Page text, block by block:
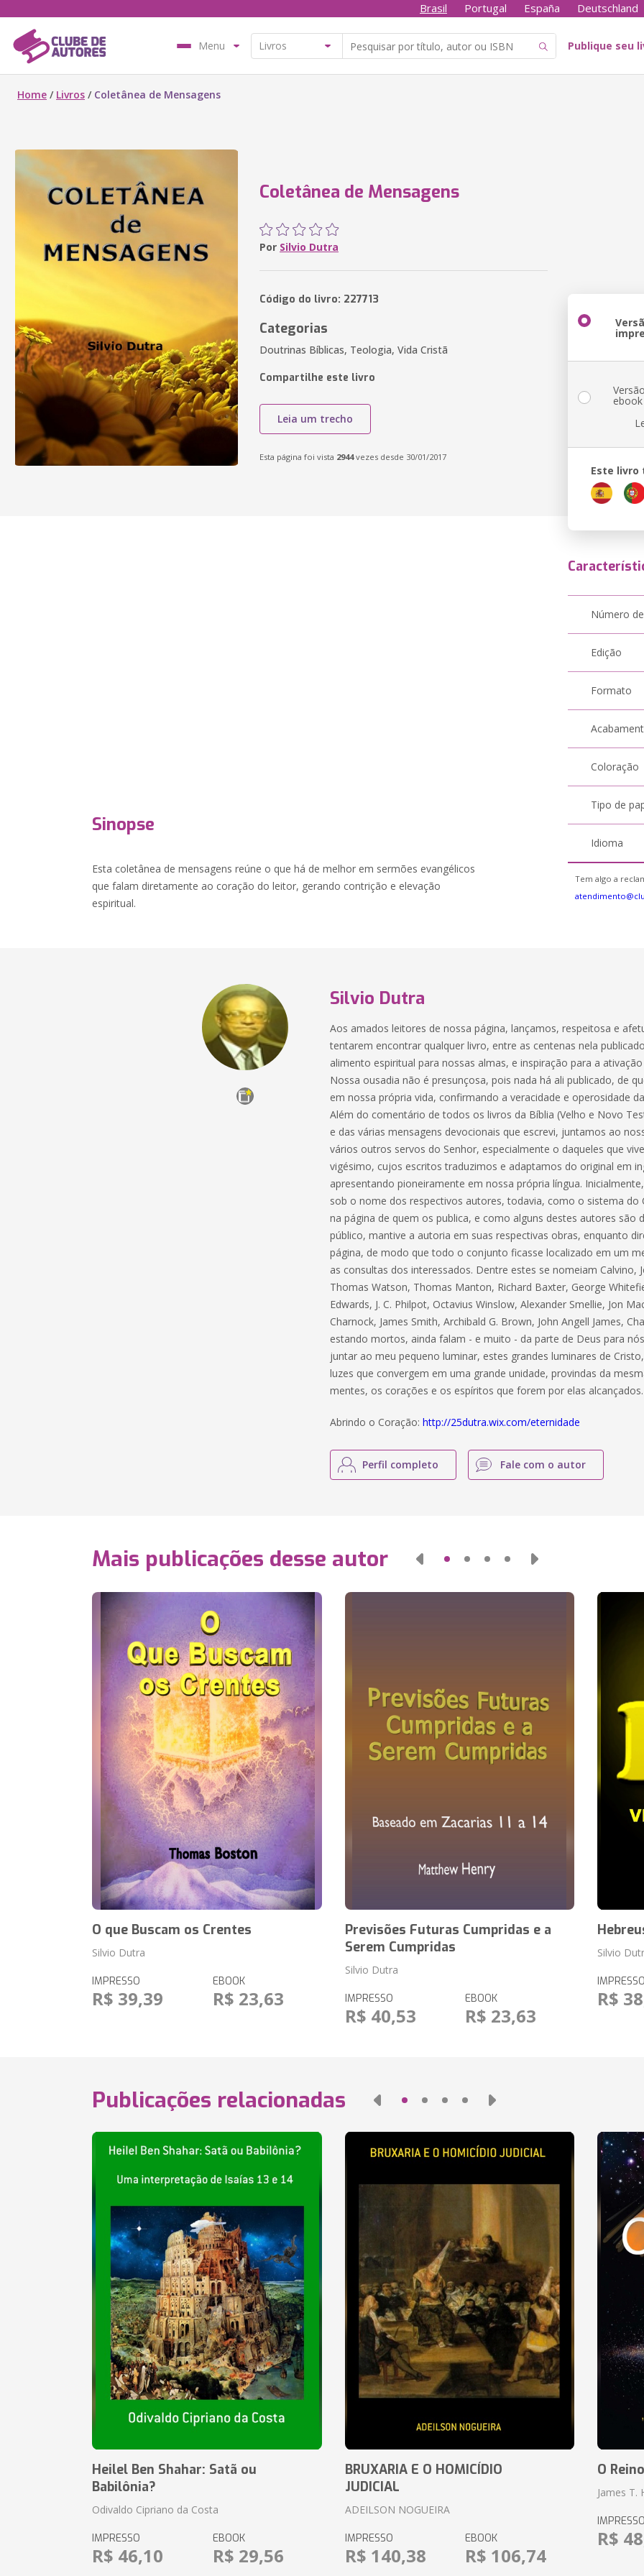
Brasil Portugal España Deutschland
Menu Publique seu
Home / Livros / Coletânea de Mensagens
Coletânea de Mensagens
Por Silvio Dutra
Código do livro: 227713
Categorias
Doutrinas Bíblicas, Teologia, Vida Cristã
Compartilhe este livro
Leia um trecho
Esta página foi vista 2944vezes desde 30/01/2017
Versão
ebook
Este livro
Sinopse
Esta coletânea de mensagens reúne o que há de melhor em sermões evangélicos
que falam diretamente ao coração do leitor, gerando contrição e elevação
espiritual.
Número
Edição
Formato
Coloração
Tipo de
Idioma
Tem algo a
Silvio Dutra
Aos amados leitores de nossa página, lançamos, respeitosa e
tentarem encontrar qualquer livro, entre as centenas nela
alimento espiritual para nossas almas, e inspiração para a
Nossa ousadia não é presunçosa, pois nada há ali publicado, de
em nossa própria vida, confirmando a veracidade e operosidade
Além do comentário de todos os livros da Bíblia (Velho e Novo
e das várias mensagens devocionais que escrevi, juntamos ao
vários outros servos do Senhor, especialmente o daqueles que
vigésimo, cujos escritos traduzimos e adaptamos do original em
apresentando pioneiramente em nossa própria língua.
sob o nome dos respectivos autores, todavia, como o sistema do
na página de quem os publica, e como alguns destes autores são
público, mantive a autoria em suas respectivas obras, enquanto
página, de modo que todo o conjunto ficasse localizado em um
as consultas dos interessados. Dentre estes se nomeiam Calvino,
Thomas Watson, Thomas Manton, Richard Baxter, George
Edwards, J. C. Philpot, Octavius Winslow, Alexander Smellie, Jon
Charnock, James Smith, Archibald G. Brown, John Angell James,
estando mortos, ainda falam - e muito - da parte de Deus para
juntar ao meu pequeno luminar, estes grandes luminares de
luzes que convergem em uma grande unidade, provindas da
mentes, os corações e os espíritos que forem por elas alcançados.
Abrindo o Coração:http://25dutra.wix.com/eternidade
Perfil completo Fale com o autor
Mais publicações desse autor
O que Buscam os Crentes
Silvio Dutra
IMPRESSO
R$ 39,39
EBOOK
R$ 23,63
Previsões Futuras Cumpridas e a
Serem Cumpridas
Silvio Dutra
IMPRESSO
R$ 40,53
EBOOK
R$ 23,63
Silvio
IMPRESSO
R$
Publicações relacionadas
Heilel Ben Shahar: Satã ou
Babilônia?
Odivaldo Cipriano da Costa
IMPRESSO
R$ 46,10
EBOOK
R$ 29,56
BRUXARIA E O HOMICÍDIO
JUDICIAL
ADEILSON NOGUEIRA
IMPRESSO
R$ 140,38
EBOOK
R$ 106,74
O Reino
James T.
IMPRESSO
R$